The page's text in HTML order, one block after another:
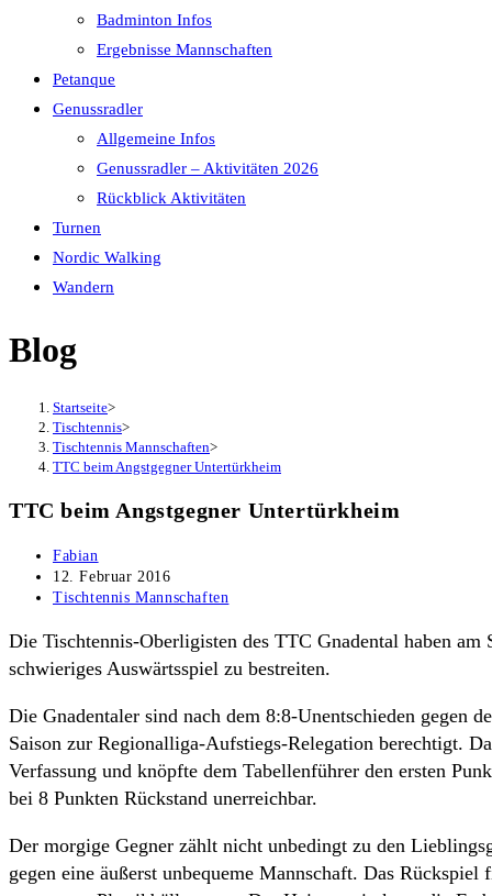
Badminton Infos
Ergebnisse Mannschaften
Petanque
Genussradler
Allgemeine Infos
Genussradler – Aktivitäten 2026
Rückblick Aktivitäten
Turnen
Nordic Walking
Wandern
Blog
Startseite>
Tischtennis>
Tischtennis Mannschaften>
TTC beim Angstgegner Untertürkheim
TTC beim Angstgegner Untertürkheim
Beitrags-
Autor:
Fabian
Beitrag
veröffentlicht:
12. Februar 2016
Beitrags-
Tischtennis Mannschaften
Die Tischtennis-Oberligisten des TTC Gnadental haben
schwieriges Auswärtsspiel zu bestreiten.
Die Gnadentaler sind nach dem 8:8-Unentschieden gegen
Saison zur Regionalliga-Aufstiegs-Relegation berechtigt.
Verfassung und knöpfte dem Tabellenführer den ersten
bei 8 Punkten Rückstand unerreichbar.
Der morgige Gegner zählt nicht unbedingt zu den
gegen eine äußerst unbequeme Mannschaft. Das